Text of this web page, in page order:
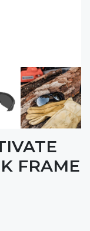
FRAME